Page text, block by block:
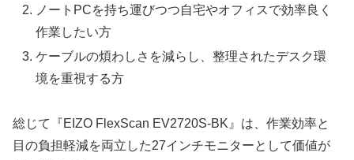
ノートPCを持ち運びつつ自宅やオフィスで効率良く
作業したい方
ケーブルの煩わしさを減らし、整理されたデスク環
境を重視する方
総じて『EIZO FlexScan EV2720S-BK』は、作業効率と
目の負担軽減を両立した27インチモニターとして価値が